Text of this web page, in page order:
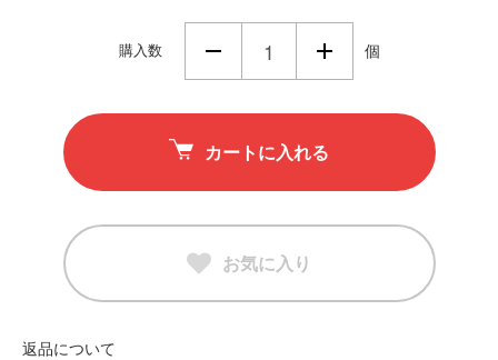
購入数 個
カートに入れる
お気に入り
返品について